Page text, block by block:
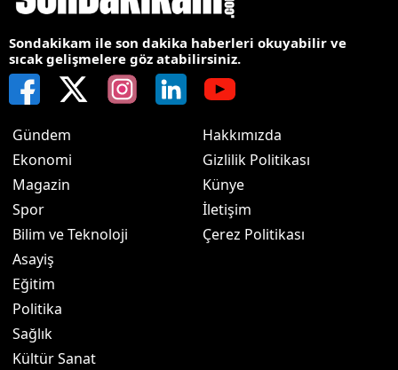
Sondakikam ile son dakika haberleri okuyabilir ve
sıcak gelişmelere göz atabilirsiniz.
Gündem
Ekonomi
Magazin
Spor
Bilim ve Teknoloji
Asayiş
Eğitim
Politika
Sağlık
Kültür Sanat
Hakkımızda
Gizlilik Politikası
Künye
İletişim
Çerez Politikası